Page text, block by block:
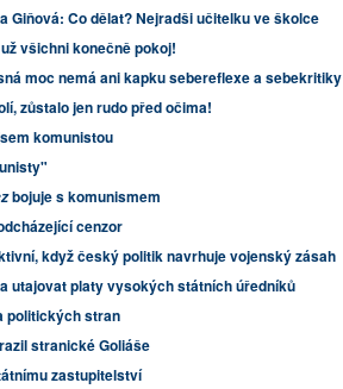
Giňová: Co dělat? Nejradši učitelku ve školce
všichni konečně pokoj!
moc nemá ani kapku sebereflexe a sebekritiky
zůstalo jen rudo před očima!
komunistou
bojuje s komunismem
cenzor
když český politik navrhuje vojenský zásah
utajovat platy vysokých státních úředníků
politických stran
stranické Goliáše
zastupitelství